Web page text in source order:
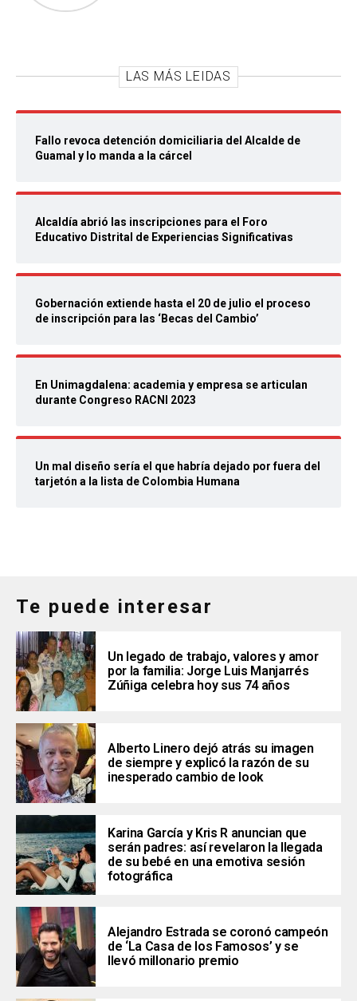
LAS MÁS LEIDAS
Fallo revoca detención domiciliaria del Alcalde de
Guamal y lo manda a la cárcel
Alcaldía abrió las inscripciones para el Foro
Educativo Distrital de Experiencias Significativas
Gobernación extiende hasta el 20 de julio el proceso
de inscripción para las ‘Becas del Cambio’
En Unimagdalena: academia y empresa se articulan
durante Congreso RACNI 2023
Un mal diseño sería el que habría dejado por fuera del
tarjetón a la lista de Colombia Humana
Te puede interesar
Un legado de trabajo, valores y amor
por la familia: Jorge Luis Manjarrés
Zúñiga celebra hoy sus 74 años
Alberto Linero dejó atrás su imagen
de siempre y explicó la razón de su
inesperado cambio de look
Karina García y Kris R anuncian que
serán padres: así revelaron la llegada
de su bebé en una emotiva sesión
fotográfica
Alejandro Estrada se coronó campeón
de ‘La Casa de los Famosos’ y se
llevó millonario premio